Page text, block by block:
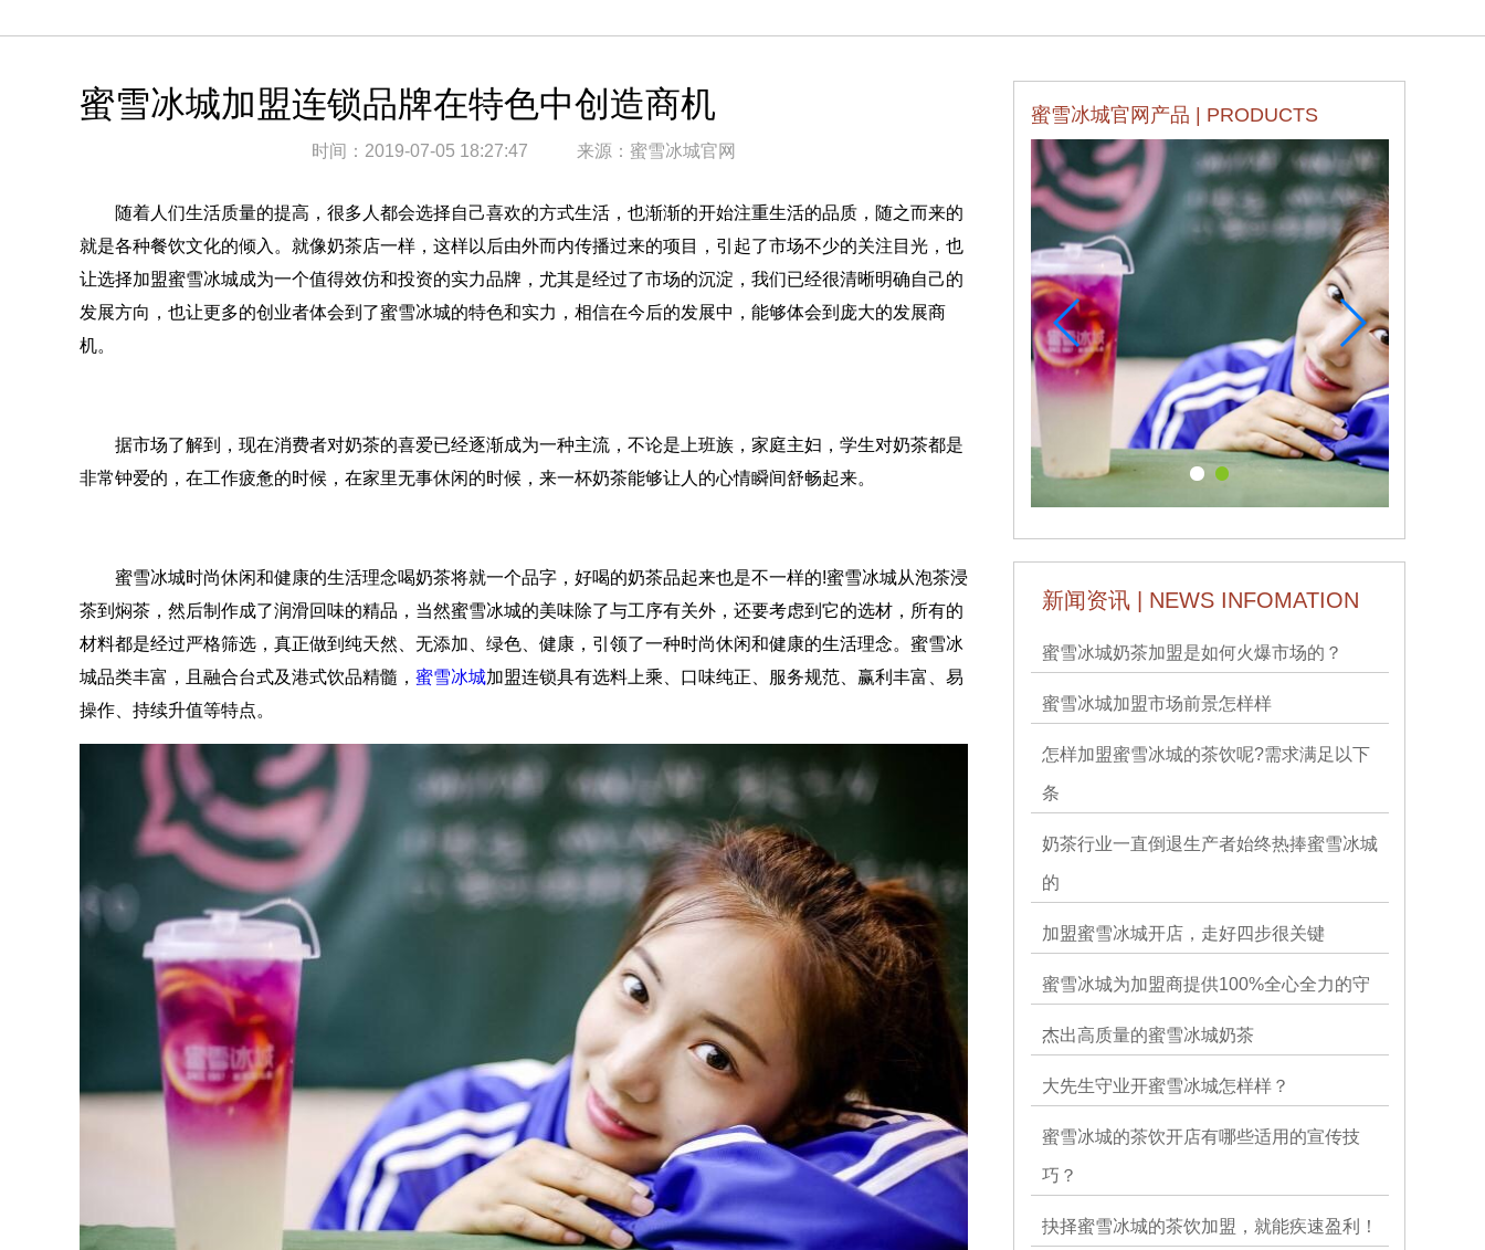
蜜雪冰城官网产品 | PRODUCTS
新闻资讯 | NEWS INFOMATION
蜜雪冰城奶茶加盟是如何火爆市场的？
蜜雪冰城加盟市场前景怎样样
怎样加盟蜜雪冰城的茶饮呢?需求满足以下
条
奶茶行业一直倒退生产者始终热捧蜜雪冰城
的
加盟蜜雪冰城开店，走好四步很关键
蜜雪冰城为加盟商提供100%全心全力的守
杰出高质量的蜜雪冰城奶茶
大先生守业开蜜雪冰城怎样样？
蜜雪冰城的茶饮开店有哪些适用的宣传技
巧？
抉择蜜雪冰城的茶饮加盟，就能疾速盈利！
蜜雪冰城加盟连锁品牌在特色中创造商机
时间： 2019-07-05 18:27:47 来源： 蜜雪冰城官网
随着人们生活质量的提高，很多人都会选择自己喜欢的方式生活，也渐渐的开始注重生活的品质，随之而来的
就是各种餐饮文化的倾入。就像奶茶店一样，这样以后由外而内传播过来的项目，引起了市场不少的关注目光，也
让选择加盟蜜雪冰城成为一个值得效仿和投资的实力品牌，尤其是经过了市场的沉淀，我们已经很清晰明确自己的
发展方向，也让更多的创业者体会到了蜜雪冰城的特色和实力，相信在今后的发展中，能够体会到庞大的发展商
机。
据市场了解到，现在消费者对奶茶的喜爱已经逐渐成为一种主流，不论是上班族，家庭主妇，学生对奶茶都是
非常钟爱的，在工作疲惫的时候，在家里无事休闲的时候，来一杯奶茶能够让人的心情瞬间舒畅起来。
蜜雪冰城时尚休闲和健康的生活理念喝奶茶将就一个品字，好喝的奶茶品起来也是不一样的!蜜雪冰城从泡茶浸
茶到焖茶，然后制作成了润滑回味的精品，当然蜜雪冰城的美味除了与工序有关外，还要考虑到它的选材，所有的
材料都是经过严格筛选，真正做到纯天然、无添加、绿色、健康，引领了一种时尚休闲和健康的生活理念。蜜雪冰
城品类丰富，且融合台式及港式饮品精髓， 蜜雪冰城加盟连锁具有选料上乘、口味纯正、服务规范、赢利丰富、易
操作、持续升值等特点。